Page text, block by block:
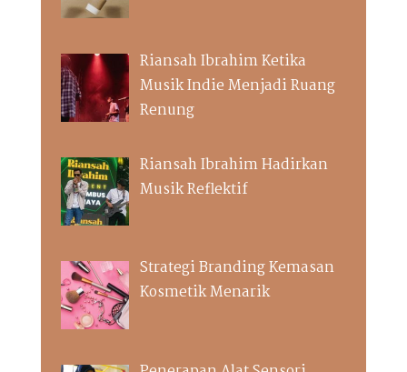
Riansah Ibrahim Ketika
Musik Indie Menjadi Ruang
Renung
Riansah Ibrahim Hadirkan
Musik Reflektif
Strategi Branding Kemasan
Kosmetik Menarik